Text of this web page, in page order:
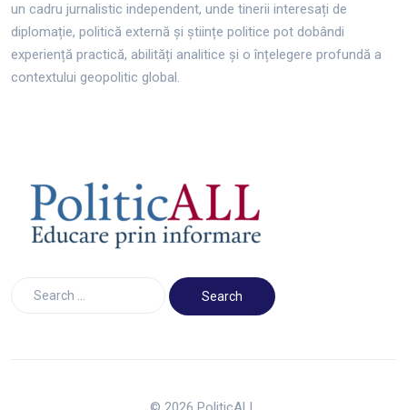
un cadru jurnalistic independent, unde tinerii interesați de
diplomație, politică externă și științe politice pot dobândi
experiență practică, abilități analitice și o înțelegere profundă a
contextului geopolitic global.